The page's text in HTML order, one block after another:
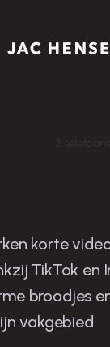
is
korte
TikTok en
broodjes
vakgebied